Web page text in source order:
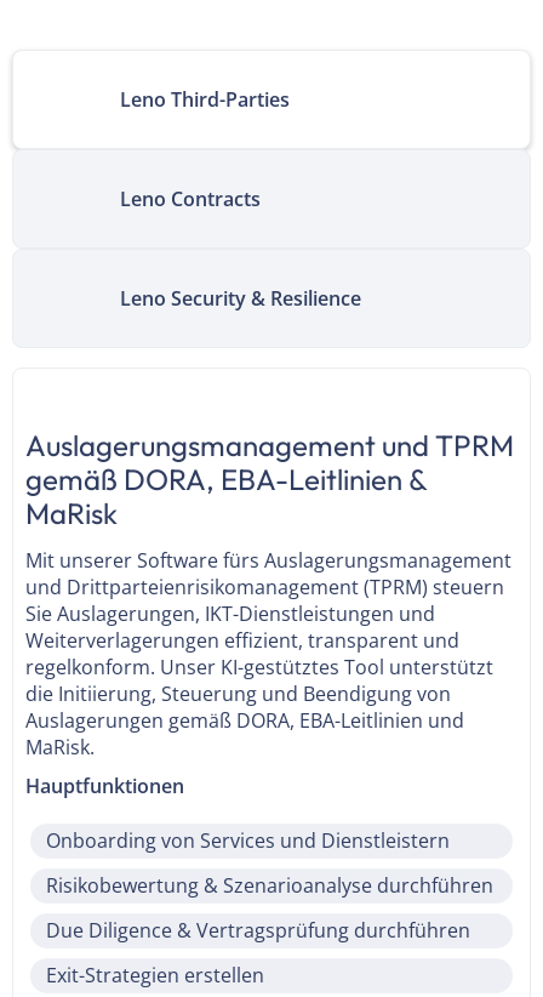
Leno Third-Parties
Leno Contracts
Leno Security & Resilience
Auslagerungsmanagement und TPRM
gemäß DORA, EBA-Leitlinien &
MaRisk
Mit unserer Software fürs Auslagerungsmanagement
und Drittparteienrisikomanagement (TPRM) steuern
Sie Auslagerungen, IKT-Dienstleistungen und
Weiterverlagerungen effizient, transparent und
regelkonform. Unser KI-gestütztes Tool unterstützt
die Initiierung, Steuerung und Beendigung von
Auslagerungen gemäß DORA, EBA-Leitlinien und
MaRisk.
Hauptfunktionen
Onboarding von Services und Dienstleistern
Risikobewertung & Szenarioanalyse durchführen
Due Diligence & Vertragsprüfung durchführen
Exit-Strategien erstellen